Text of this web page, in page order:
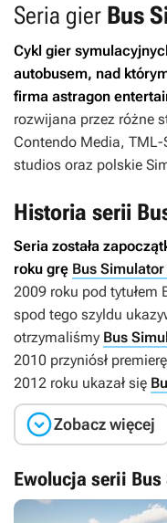
Seria gier Bus
Cykl gier
autobusem, nad
firma astragon
rozwijana przez różne
Contendo Media,
studios oraz polskie
Historia serii
Seria została
roku grę Bus
2009 roku pod tytułem
spod tego szyldu
otrzymaliśmy Bus
2010 przyniósł premierę
2012 roku ukazał się
Zobacz więcej
Ewolucja serii